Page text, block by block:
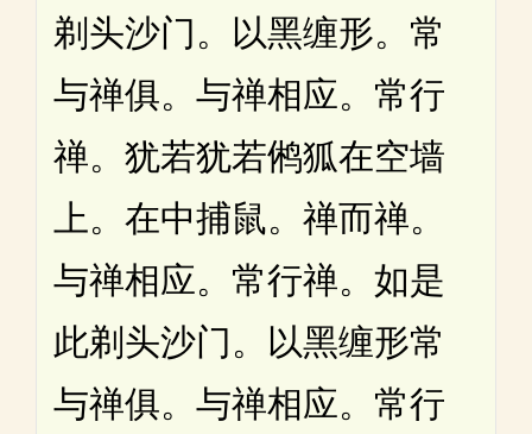
剃头沙门。以黑缠形。常
与禅俱。与禅相应。常行
禅。犹若犹若鸺狐在空墙
上。在中捕鼠。禅而禅。
与禅相应。常行禅。如是
此剃头沙门。以黑缠形常
与禅俱。与禅相应。常行